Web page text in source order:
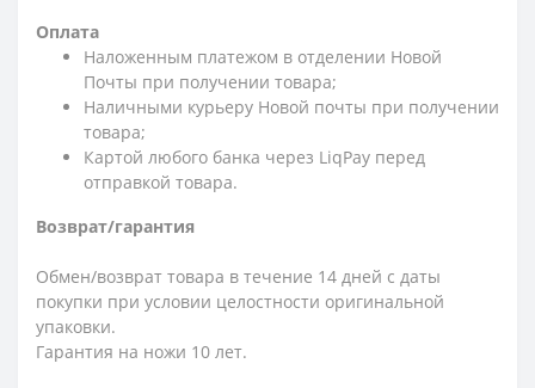
Оплата
Наложенным платежом в отделении Новой
Почты при получении товара;
Наличными курьеру Новой почты при получении
товара;
Картой любого банка через LiqPay перед
отправкой товара.
Возврат/гарантия
Обмен/возврат товара в течение 14 дней с даты
покупки при условии целостности оригинальной
упаковки.
Гарантия на ножи 10 лет.